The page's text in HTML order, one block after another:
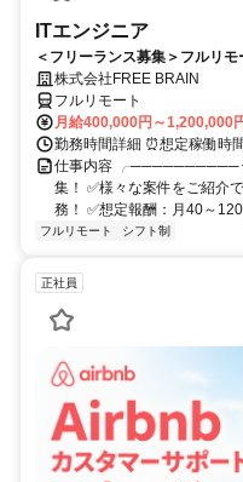
ITエンジニア
＜フリーランス募集＞フルリ
株式会社FREE BRAIN
フルリモート
月給400,000円～1,200,000
勤務時間詳細 ⏰想定稼働時
仕事内容 ╭──────────･
集！ ✅様々な案件をご紹介
務！ ✅想定報酬：月40～
フルリモート シフト制
正社員